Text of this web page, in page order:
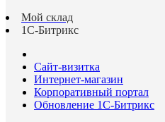
Мой склад
1С-Битрикс
Сайт-визитка
Интернет-магазин
Корпоративный портал
Обновление 1С-Битрикс